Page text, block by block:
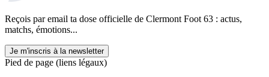
Reçois par email ta dose officielle de Clermont Foot 63 : actus,
matchs, émotions...
Je m'inscris à la newsletter
Pied de page (liens légaux)